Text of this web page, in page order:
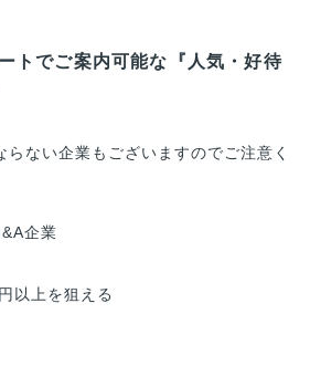
トでご案内可能な『人気・好待
ない企業もございますのでご注意く
企業
以上を狙える